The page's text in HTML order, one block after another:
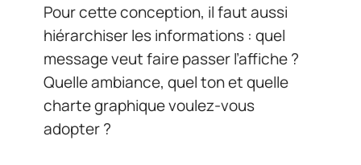
Pour cette conception, il faut aussi
hiérarchiser les informations : quel
message veut faire passer l’affiche ?
Quelle ambiance, quel ton et quelle
charte graphique voulez-vous
adopter ?